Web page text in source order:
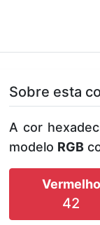
Sobre esta
A cor
modelo RGB
Vermelho
42